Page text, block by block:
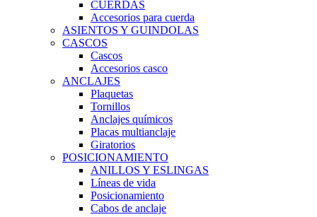
CUERDAS
Accesorios para cuerda
ASIENTOS Y GUINDOLAS
CASCOS
Cascos
Accesorios casco
ANCLAJES
Plaquetas
Tornillos
Anclajes químicos
Placas multianclaje
Giratorios
POSICIONAMIENTO
ANILLOS Y ESLINGAS
Líneas de vida
Posicionamiento
Cabos de anclaje